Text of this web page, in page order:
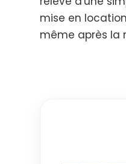
mise en
même après la